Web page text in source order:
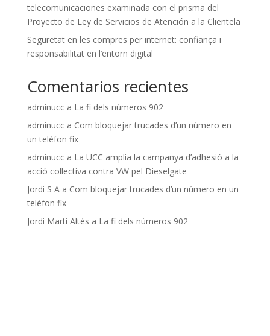
telecomunicaciones examinada con el prisma del
Proyecto de Ley de Servicios de Atención a la Clientela
Seguretat en les compres per internet: confiança i
responsabilitat en l’entorn digital
Comentarios recientes
adminucca La fi dels números 902
adminucca Com bloquejar trucades d’un número en
un telèfon fix
adminucca La UCC amplia la campanya d’adhesió a la
acció col·lectiva contra VW pel Dieselgate
Jordi S Aa Com bloquejar trucades d’un número en un
telèfon fix
Jordi Martí Altés a La fi dels números 902